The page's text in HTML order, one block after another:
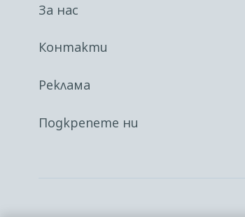
За нас
Контакти
Реклама
Подкрепете ни